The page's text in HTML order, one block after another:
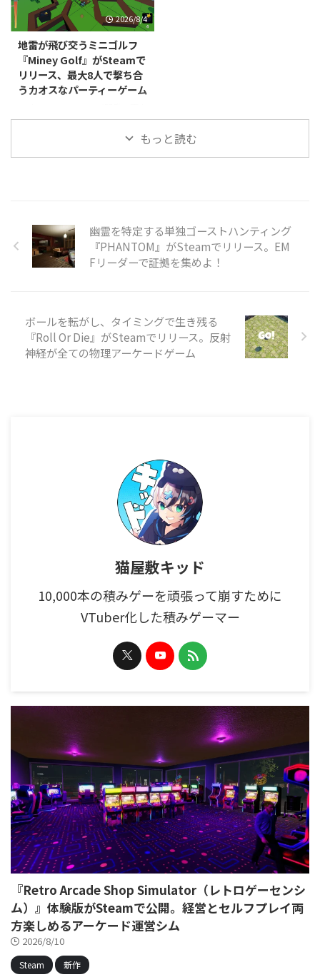
Escape』が2026年7月29日に発
売されました。価格は395円で
す。 本作は、不気味な屋敷に閉
じ込められた主人公が脱出方法を
探る、一人称視点の脱出ホラーゲ
ームです。プレイヤーはパズルを
解きながら屋敷を探索し、徘徊す
「Wicked Nuns」の目を逃れて生
存を目指します。死は単なるゲー
を細部まで観察し、通常の光景に
紛れ込んだ"アベレーション（異
2026/8/4
地雷が飛び交うミニゴルフ
『Miney Golf』がSteamで
リリース、最大8人で撃ち合
うカオスなパーティーゲーム
するPC（Steam）向けカジュア
ルミニゴルフ戦略ゲーム『Miney
ルフです。物理演算に基づいたボ
ールの動きを利用しつつ、地雷を
使って地形を破壊したり対戦相手
り、パー ...
もっと読む
幽霊を特定する単独ゴーストハンティング
『PHANTOM』がSteamでリリース。EM
Fリーダーで証拠を集めよ！
ボールを転がし、タイミングで生き残る
『Roll Or Die』がSteamでリリース。反射
神経が全ての物理アーケードゲーム
猫屋敷キッド
10,000本の積みゲーを頑張って崩すために
VTuber化した積みゲーマー
『Retro Arcade Shop Simulator（レトロゲーセンシ
ム）』体験版がSteamで公開。経営とセルフプレイ両
方楽しめるアーケード運営シム
2026/8/10
Steam 新作